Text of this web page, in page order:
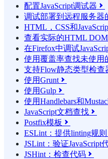
配置JavaScript调试器 
调试部署到远程服务器
HTML，CSS和
查看实际的HTML DOM
在Firefox中调试
使用覆盖率查找未使用
支持Flow静态类型检查
使用Grunt 
使用Gulp 
使用Handlebars和
JavaScript文档查找 
Postfix模板 
ESLint：提供linting规则
JSLint：验证JavaScript
JSHint：检查代码 